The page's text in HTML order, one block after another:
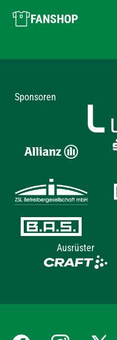
FANSHOP
Sponsoren
Ausrüster